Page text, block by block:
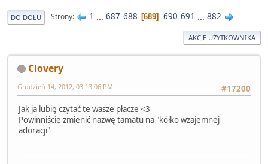
DO DOŁU Strony 1 ... 687 688 689 690 691 ... 882
AKCJE UŻYTKOWNIKA
Clovery
#17200
Grudzień 14, 2012, 03:13:06 PM
Jak ja lubię czytać te wasze płacze <3
Powinniście zmienić nazwę tamatu na "kółko wzajemnej
adoracji"